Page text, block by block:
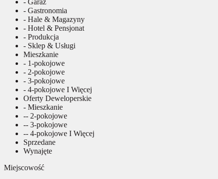
- Gastronomia
- Hale & Magazyny
- Hotel & Pensjonat
- Produkcja
- Sklep & Usługi
Mieszkanie
- 1-pokojowe
- 2-pokojowe
- 3-pokojowe
- 4-pokojowe I Więcej
Oferty Deweloperskie
- Mieszkanie
-- 2-pokojowe
-- 3-pokojowe
-- 4-pokojowe I Więcej
Sprzedane
Wynajęte
Miejscowość